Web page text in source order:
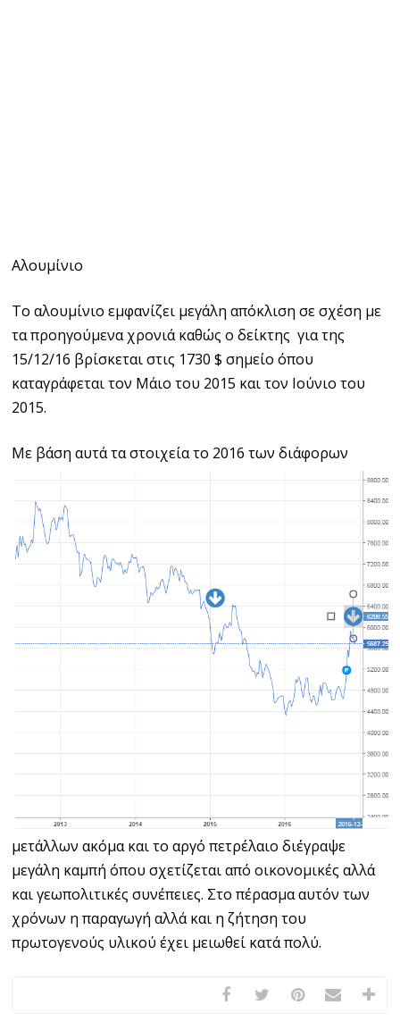
Αλουμίνιο
Το αλουμίνιο εμφανίζει μεγάλη απόκλιση σε σχέση με
τα προηγούμενα χρονιά καθώς ο δείκτης για της
15/12/16 βρίσκεται στις 1730 $ σημείο όπου
καταγράφεται τον Μάιο του 2015 και τον Ιούνιο του
2015.
Με βάση αυτά τα στοιχεία το 2016 των διάφορων
μετάλλων ακόμα και το αργό πετρέλαιο διέγραψε
μεγάλη καμπή όπου σχετίζεται από οικονομικές αλλά
και γεωπολιτικές συνέπειες. Στο πέρασμα αυτόν των
χρόνων η παραγωγή αλλά και η ζήτηση του
πρωτογενούς υλικού έχει μειωθεί κατά πολύ.